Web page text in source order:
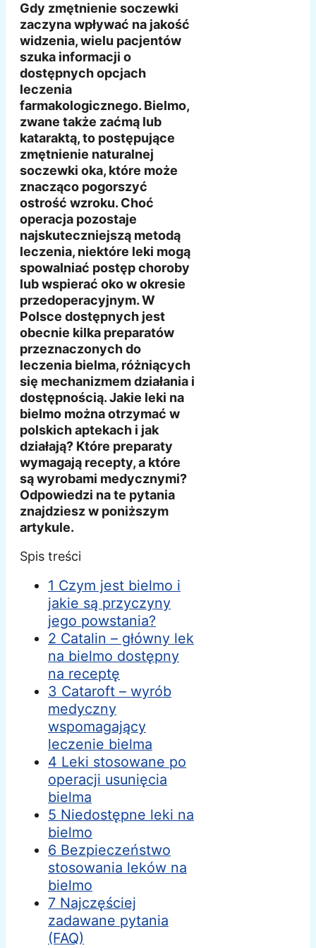
Gdy zmętnienie soczewki
zaczyna wpływać na jakość
widzenia, wielu pacjentów
szuka informacji o
dostępnych opcjach
leczenia
farmakologicznego. Bielmo,
zwane także zaćmą lub
kataraktą, to postępujące
zmętnienie naturalnej
soczewki oka, które może
znacząco pogorszyć
ostrość wzroku. Choć
operacja pozostaje
najskuteczniejszą metodą
leczenia, niektóre leki mogą
spowalniać postęp choroby
lub wspierać oko w okresie
przedoperacyjnym. W
Polsce dostępnych jest
obecnie kilka preparatów
przeznaczonych do
leczenia bielma, różniących
się mechanizmem działania i
dostępnością. Jakie leki na
bielmo można otrzymać w
polskich aptekach i jak
działają? Które preparaty
wymagają recepty, a które
są wyrobami medycznymi?
Odpowiedzi na te pytania
znajdziesz w poniższym
artykule.
Spis treści
1 Czym jest bielmo i
jakie są przyczyny
jego powstania?
2 Catalin – główny lek
na bielmo dostępny
na receptę
3 Cataroft – wyrób
medyczny
wspomagający
leczenie bielma
4 Leki stosowane po
operacji usunięcia
bielma
5 Niedostępne leki na
bielmo
6 Bezpieczeństwo
stosowania leków na
bielmo
7 Najczęściej
zadawane pytania
(FAQ)